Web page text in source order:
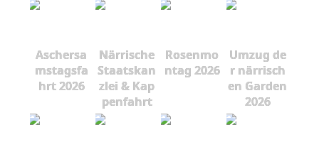
Aschersa
mstagsfa
hrt 2026
Närrische
Staatskan
zlei & Kap
penfahrt
Rosenmo
ntag 2026
Umzug de
r närrisch
en Garden
2026